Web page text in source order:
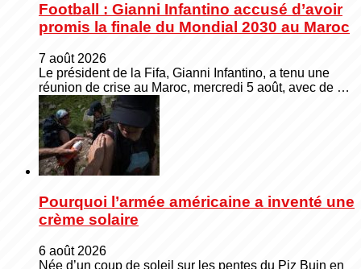
Football : Gianni Infantino accusé d’avoir
promis la finale du Mondial 2030 au Maroc
7 août 2026
Le président de la Fifa, Gianni Infantino, a tenu une
réunion de crise au Maroc, mercredi 5 août, avec de …
Pourquoi l’armée américaine a inventé une
crème solaire
6 août 2026
Née d’un coup de soleil sur les pentes du Piz Buin en